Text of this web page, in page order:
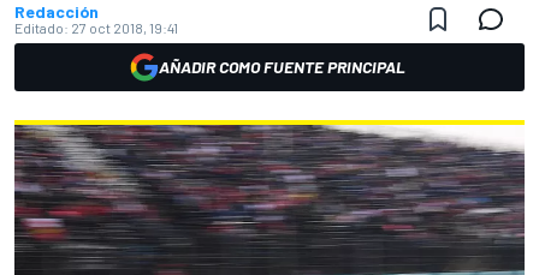
Redacción
Editado: 27 oct 2018, 19:41
AÑADIR COMO FUENTE PRINCIPAL